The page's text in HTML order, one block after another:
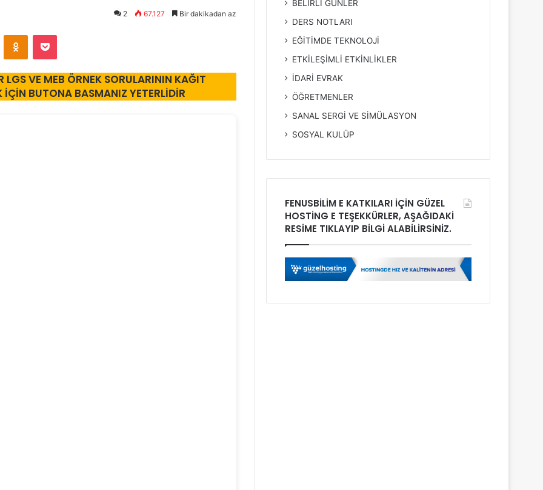
2 67.127 Bir dakikadan az
Odnoklassniki
Pocket
VE MEB ÖRNEK SORULARININ KAĞIT
IÇIN BUTONA BASMANIZ YETERLIDIR
BELİRLİ GÜNLER
DERS NOTLARI
EĞİTİMDE TEKNOLOJİ
ETKİLEŞİMLİ ETKİNLİKLER
İDARİ EVRAK
ÖĞRETMENLER
SANAL SERGİ VE SİMÜLASYON
SOSYAL KULÜP
FENUSBİLİM E KATKILARI İÇİN GÜZEL
HOSTİNG E TEŞEKKÜRLER, AŞAĞIDAKİ
RESİME TIKLAYIP BİLGİ ALABİLİRSİNİZ.